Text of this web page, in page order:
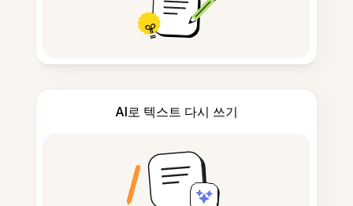
AI로 텍스트 다시 쓰기